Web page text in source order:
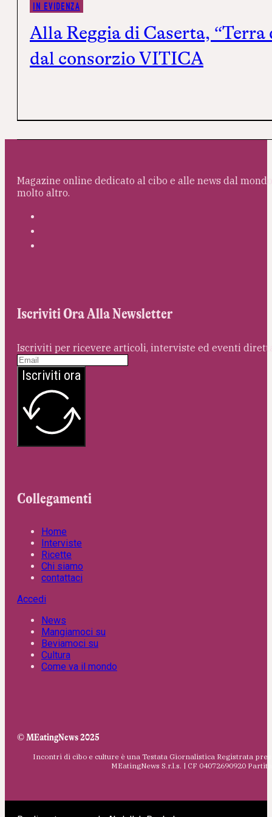
IN EVIDENZA
Alla Reggia di Caserta,
dal consorzio VITICA
Magazine online dedicato al cibo e alle news dal
molto altro.
Iscriviti Ora Alla Newsletter
Iscriviti per ricevere articoli, interviste ed eventi
Iscriviti ora
Collegamenti
Home
Interviste
Ricette
Chi siamo
contattaci
Accedi
News
Mangiamoci su
Beviamoci su
Cultura
Come va il mondo
© MEatingNews 2025
Incontri di cibo e culture è una Testata Giornalistica Registrata
MEatingNews S.r.l.s. | CF 04072690920